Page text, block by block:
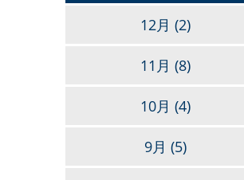
12月 (2)
11月 (8)
10月 (4)
9月 (5)